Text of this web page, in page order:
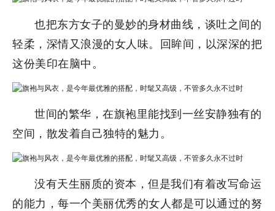
也把东方女子的曼妙的身材曲线，谈吐之间的
轻柔，深情又浪漫的女人味。回眸间，以深深的把
这份美印在脑中。
世间的繁华，在旗袍里能找到一丝安静独有的
空间，散发着自己独特的魅力。
没有天生丽质的资本，但是我们有着改写命运
的能力，每一个美丽优秀的女人都是可以通过的努